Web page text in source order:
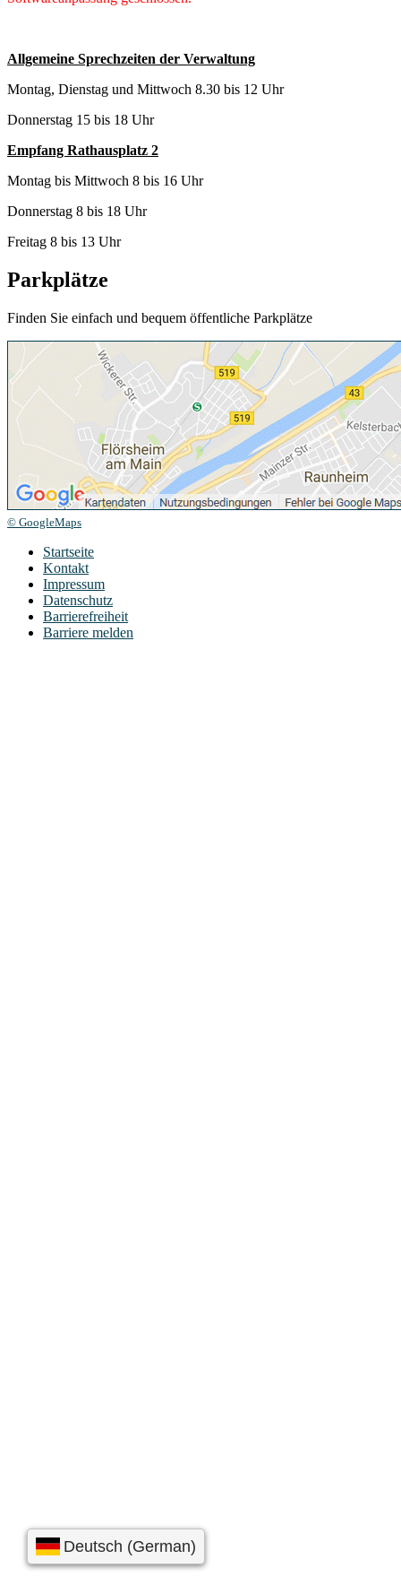
Allgemeine Sprechzeiten der Verwaltung
Montag, Dienstag und Mittwoch 8.30 bis 12 Uhr
Donnerstag 15 bis 18 Uhr
Empfang Rathausplatz 2
Montag bis Mittwoch 8 bis 16 Uhr
Donnerstag 8 bis 18 Uhr
Freitag 8 bis 13 Uhr
Parkplätze
Finden Sie einfach und bequem öffentliche Parkplätze
© GoogleMaps
Startseite
Kontakt
Impressum
Datenschutz
Barrierefreiheit
Barriere melden